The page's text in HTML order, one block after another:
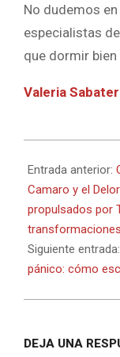
No dudemos
especialistas
que dormir bien
Valeria Sabater
07-
19
Entrada anterior:
Camaro y el
propulsados por
transformaciones
Siguiente entrada:
pánico: cómo
DEJA UNA